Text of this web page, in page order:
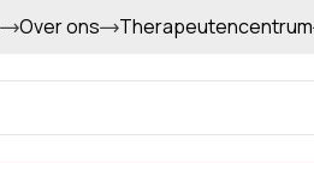
Gapers
Over ons Therapeutencentrum